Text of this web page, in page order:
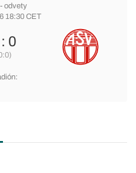
odvety
18:30 CET
: 0